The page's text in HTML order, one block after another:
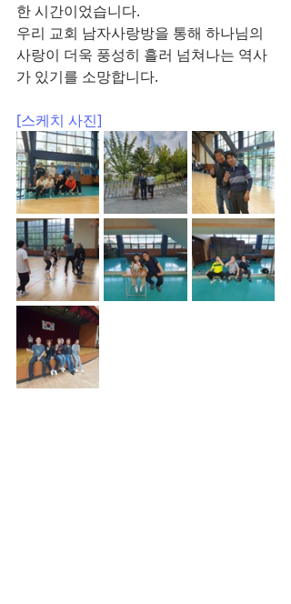
한 시간이었습니다.
우리 교회 남자사랑방을 통해 하나님의
사랑이 더욱 풍성히 흘러 넘쳐나는 역사
가 있기를 소망합니다.
[스케치 사진]